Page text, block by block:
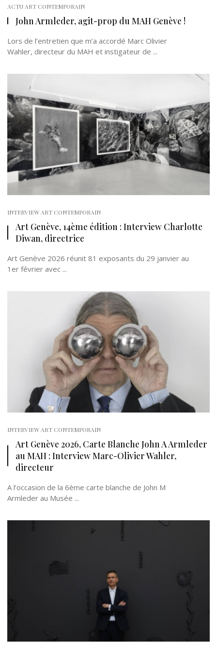
ACTU ART CONTEMPORAIN
John Armleder, agit-prop du MAH Genève !
Lors de l’entretien que m’a accordé Marc Olivier
Wahler, directeur du MAH et instigateur de ...
INTERVIEW ART CONTEMPORAIN
Art Genève, 14ème édition : Interview Charlotte
Diwan, directrice
Art Genève 2026 réunit 81 exposants du 29 janvier au
1er février avec ...
INTERVIEW ART CONTEMPORAIN
Art Genève 2026, Carte Blanche John A Armleder
au MAH : Interview Marc-Olivier Wahler,
directeur
A l’occasion de la 6ème carte blanche de John M
Armleder au Musée ...